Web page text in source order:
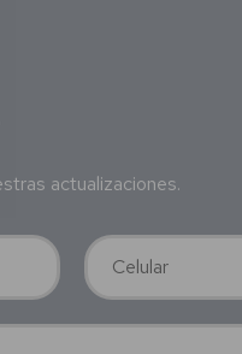
actualizaciones.